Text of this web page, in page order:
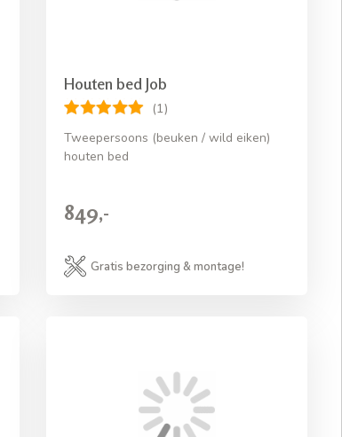
Houten bed Job
(1)
Tweepersoons (beuken / wild eiken)
houten bed
849,-
Gratis bezorging & montage!